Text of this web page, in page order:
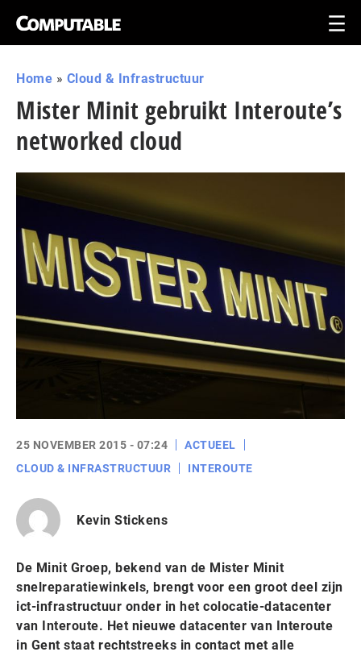
Home » Cloud & Infrastructuur
Mister Minit gebruikt Interoute’s
networked cloud
25 NOVEMBER 2015 - 07:24
ACTUEEL
CLOUD & INFRASTRUCTUUR
INTEROUTE
Kevin Stickens
De Minit Groep, bekend van de Mister Minit
snelreparatiewinkels, brengt voor een groot deel zijn
ict-infrastructuur onder in het colocatie-datacenter
van Interoute. Het nieuwe datacenter van Interoute
in Gent staat rechtstreeks in contact met alle